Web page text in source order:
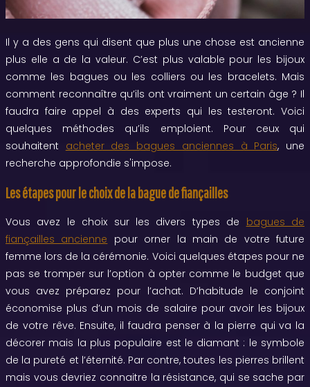
Il y a des gens qui disent que plus une chose est ancienne
plus elle a de la valeur. C’est plus valable pour les bijoux
comme les bagues ou les colliers ou les bracelets. Mais
comment reconnaître qu’ils ont vraiment un certain âge ? Il
faudra faire appel à des experts qui les testeront. Voici
quelques méthodes qu’ils emploient. Pour ceux qui
souhaitent acheter des bagues anciennes à Paris, une
recherche approfondie s'impose.
Les étapes pour le choix de la bague de fiançailles
Vous avez le choix sur les divers types de bagues de
fiançailles ancienne pour orner la main de votre future
femme lors de la cérémonie. Voici quelques étapes pour ne
pas se tromper sur l’option à opter comme le budget que
vous avez préparez pour l’achat. D’habitude le conjoint
économise plus d’un mois de salaire pour avoir les bijoux
de votre rêve. Ensuite, il faudra penser à la pierre qui va la
décorer mais la plus populaire est le diamant : le symbole
de la pureté et l’éternité. Par contre, toutes les pierres brillent
mais vous devriez connaitre la résistance, qui se sache par